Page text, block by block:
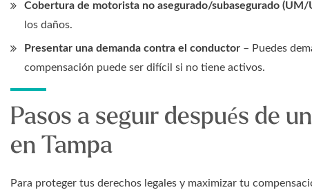
Cobertura de motorista no asegurado/subasegurado (UM/
los daños.
Presentar una demanda contra el conductor – Puedes
compensación puede ser difícil si no tiene activos.
Pasos a seguir después de
en Tampa
Para proteger tus derechos legales y maximizar tu